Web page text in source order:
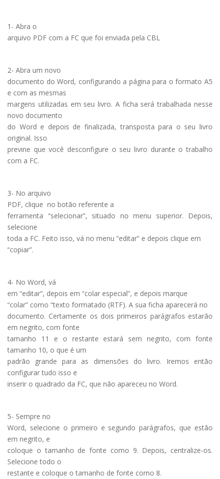
1- Abra o
arquivo PDF com a FC que foi enviada pela CBL
2- Abra um novo
documento do Word, configurando a página para o formato A5
e com as mesmas
margens utilizadas em seu livro. A ficha será trabalhada nesse
novo documento
do Word e depois de finalizada, transposta para o seu livro
original. Isso
previne que você desconfigure o seu livro durante o trabalho
com a FC.
3- No arquivo
PDF, clique no botão referente a
ferramenta “selecionar”, situado no menu superior. Depois,
selecione
toda a FC. Feito isso, vá no menu “editar” e depois clique em
“copiar”.
4- No Word, vá
em “editar”, depois em “colar especial”, e depois marque
“colar” como “texto formatado (RTF). A sua ficha aparecerá no
documento. Certamente os dois primeiros parágrafos estarão
em negrito, com fonte
tamanho 11 e o restante estará sem negrito, com fonte
tamanho 10, o que é um
padrão grande para as dimensões do livro. Iremos então
configurar tudo isso e
inserir o quadrado da FC, que não apareceu no Word.
5- Sempre no
Word, selecione o primeiro e segundo parágrafos, que estão
em negrito, e
coloque o tamanho de fonte como 9. Depois, centralize-os.
Selecione todo o
restante e coloque o tamanho de fonte como 8.